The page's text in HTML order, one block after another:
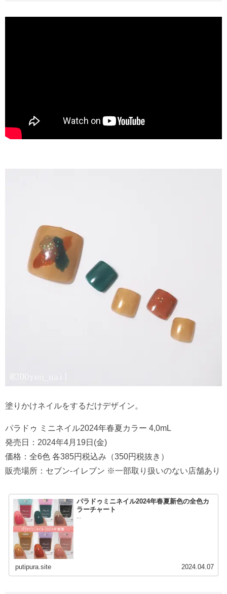
塗りかけネイルをするだけデザイン。
パラドゥ ミニネイル2024年春夏カラー 4,0mL
発売日：2024年4月19日(金)
価格：全6色 各385円税込み（350円税抜き）
販売場所：セブン‐イレブン ※一部取り扱いのない店舗あり
パラドゥミニネイル2024年春夏新色の全色カ
ラーチャート
putipura.site 2024.04.07